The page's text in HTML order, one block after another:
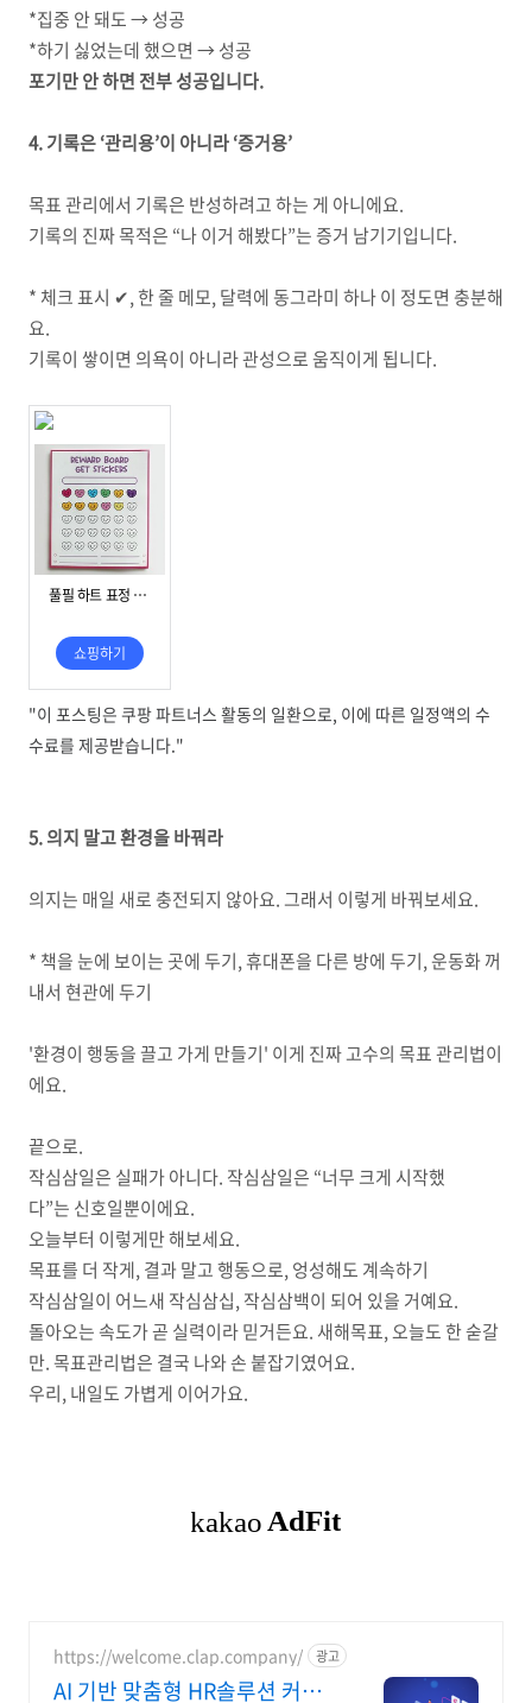
*집중 안 돼도 → 성공
*하기 싫었는데 했으면 → 성공
포기만 안 하면 전부 성공입니다.
4. 기록은 ‘관리용’이 아니라 ‘증거용’
목표 관리에서 기록은 반성하려고 하는 게 아니에요.
기록의 진짜 목적은 “나 이거 해봤다”는 증거 남기기입니다.
* 체크 표시 ✔, 한 줄 메모, 달력에 동그라미 하나 이 정도면 충분해
요.
기록이 쌓이면 의욕이 아니라 관성으로 움직이게 됩니다.
"이 포스팅은 쿠팡 파트너스 활동의 일환으로, 이에 따른 일정액의 수
수료를 제공받습니다."
5. 의지 말고 환경을 바꿔라
의지는 매일 새로 충전되지 않아요. 그래서 이렇게 바꿔보세요.
* 책을 눈에 보이는 곳에 두기, 휴대폰을 다른 방에 두기, 운동화 꺼
내서 현관에 두기
'환경이 행동을 끌고 가게 만들기' 이게 진짜 고수의 목표 관리법이
에요.
끝으로.
작심삼일은 실패가 아니다. 작심삼일은 “너무 크게 시작했
다”는 신호일뿐이에요.
오늘부터 이렇게만 해보세요.
목표를 더 작게, 결과 말고 행동으로, 엉성해도 계속하기
작심삼일이 어느새 작심삼십, 작심삼백이 되어 있을 거예요.
돌아오는 속도가 곧 실력이라 믿거든요. 새해목표, 오늘도 한 숟갈
만. 목표관리법은 결국 나와 손 붙잡기였어요.
우리, 내일도 가볍게 이어가요.
https://welcome.clap.company/ 광고
AI 기반 맞춤형 HR솔루션 커스